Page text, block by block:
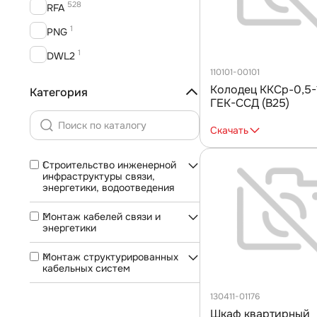
Шкаф антивандальный
RFA 528
PNG 1
DWL2 1
Категория
1
Строительство инженерной
инфраструктуры связи,
энергетики, водоотведения
2
Монтаж кабелей связи и
энергетики
4
Монтаж структурированных
кабельных систем
110101-00101
Колодец ККСр-
ГЕК-ССД (В25)
Скачать
130411-01176